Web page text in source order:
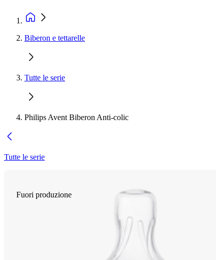
Biberon e tettarelle
Tutte le serie
Philips Avent Biberon Anti-colic
Tutte le serie
Fuori produzione